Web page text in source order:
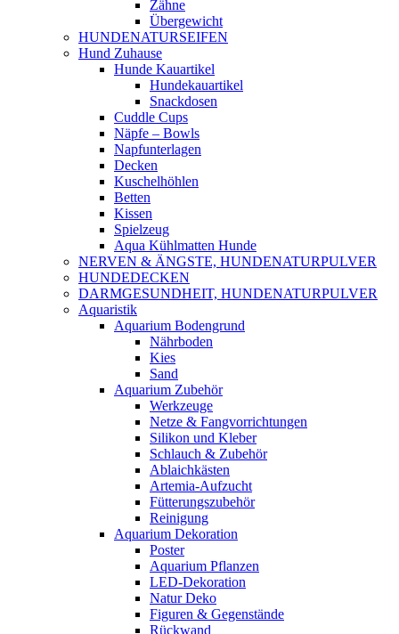
Zähne
Übergewicht
HUNDENATURSEIFEN
Hund Zuhause
Hunde Kauartikel
Hundekauartikel
Snackdosen
Cuddle Cups
Näpfe – Bowls
Napfunterlagen
Decken
Kuschelhöhlen
Betten
Kissen
Spielzeug
Aqua Kühlmatten Hunde
NERVEN & ÄNGSTE, HUNDENATURPULVER
HUNDEDECKEN
DARMGESUNDHEIT, HUNDENATURPULVER
Aquaristik
Aquarium Bodengrund
Nährboden
Kies
Sand
Aquarium Zubehör
Werkzeuge
Netze & Fangvorrichtungen
Silikon und Kleber
Schlauch & Zubehör
Ablaichkästen
Artemia-Aufzucht
Fütterungszubehör
Reinigung
Aquarium Dekoration
Poster
Aquarium Pflanzen
LED-Dekoration
Natur Deko
Figuren & Gegenstände
Rückwand